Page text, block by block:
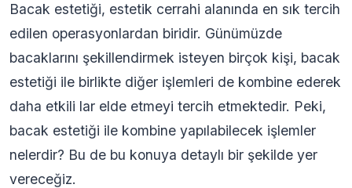
Bacak estetiği, estetik cerrahi alanında en sık tercih
edilen operasyonlardan biridir. Günümüzde
bacaklarını şekillendirmek isteyen birçok kişi, bacak
estetiği ile birlikte diğer işlemleri de kombine ederek
daha etkili lar elde etmeyi tercih etmektedir. Peki,
bacak estetiği ile kombine yapılabilecek işlemler
nelerdir? Bu de bu konuya detaylı bir şekilde yer
vereceğiz.